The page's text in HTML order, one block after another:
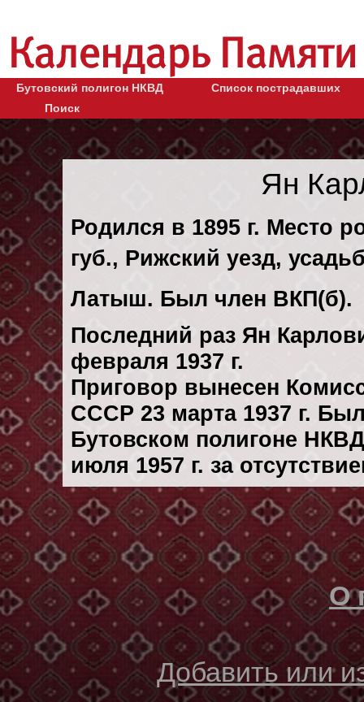
Бутовский полигон НКВД
Список пострадавших
Поиск
Ян
Родился в 1895 г. Место
губ., Рижский уезд,
Латыш. Был член ВКП(б).
Последний раз Ян
февраля 1937 г.
Приговор вынесен
СССР 23 марта 1937 г.
Бутовском полигоне
июля 1957 г. за
О
Добавить или